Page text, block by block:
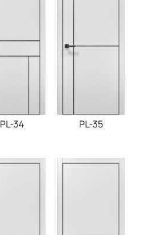
PL-34 PL-35